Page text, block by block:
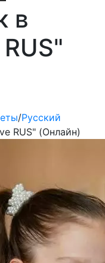
в
/Русский
RUS" (Онлайн)